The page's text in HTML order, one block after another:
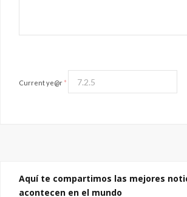
Current ye@r *
Aquí te compartimos las mejores
acontecen en el mundo